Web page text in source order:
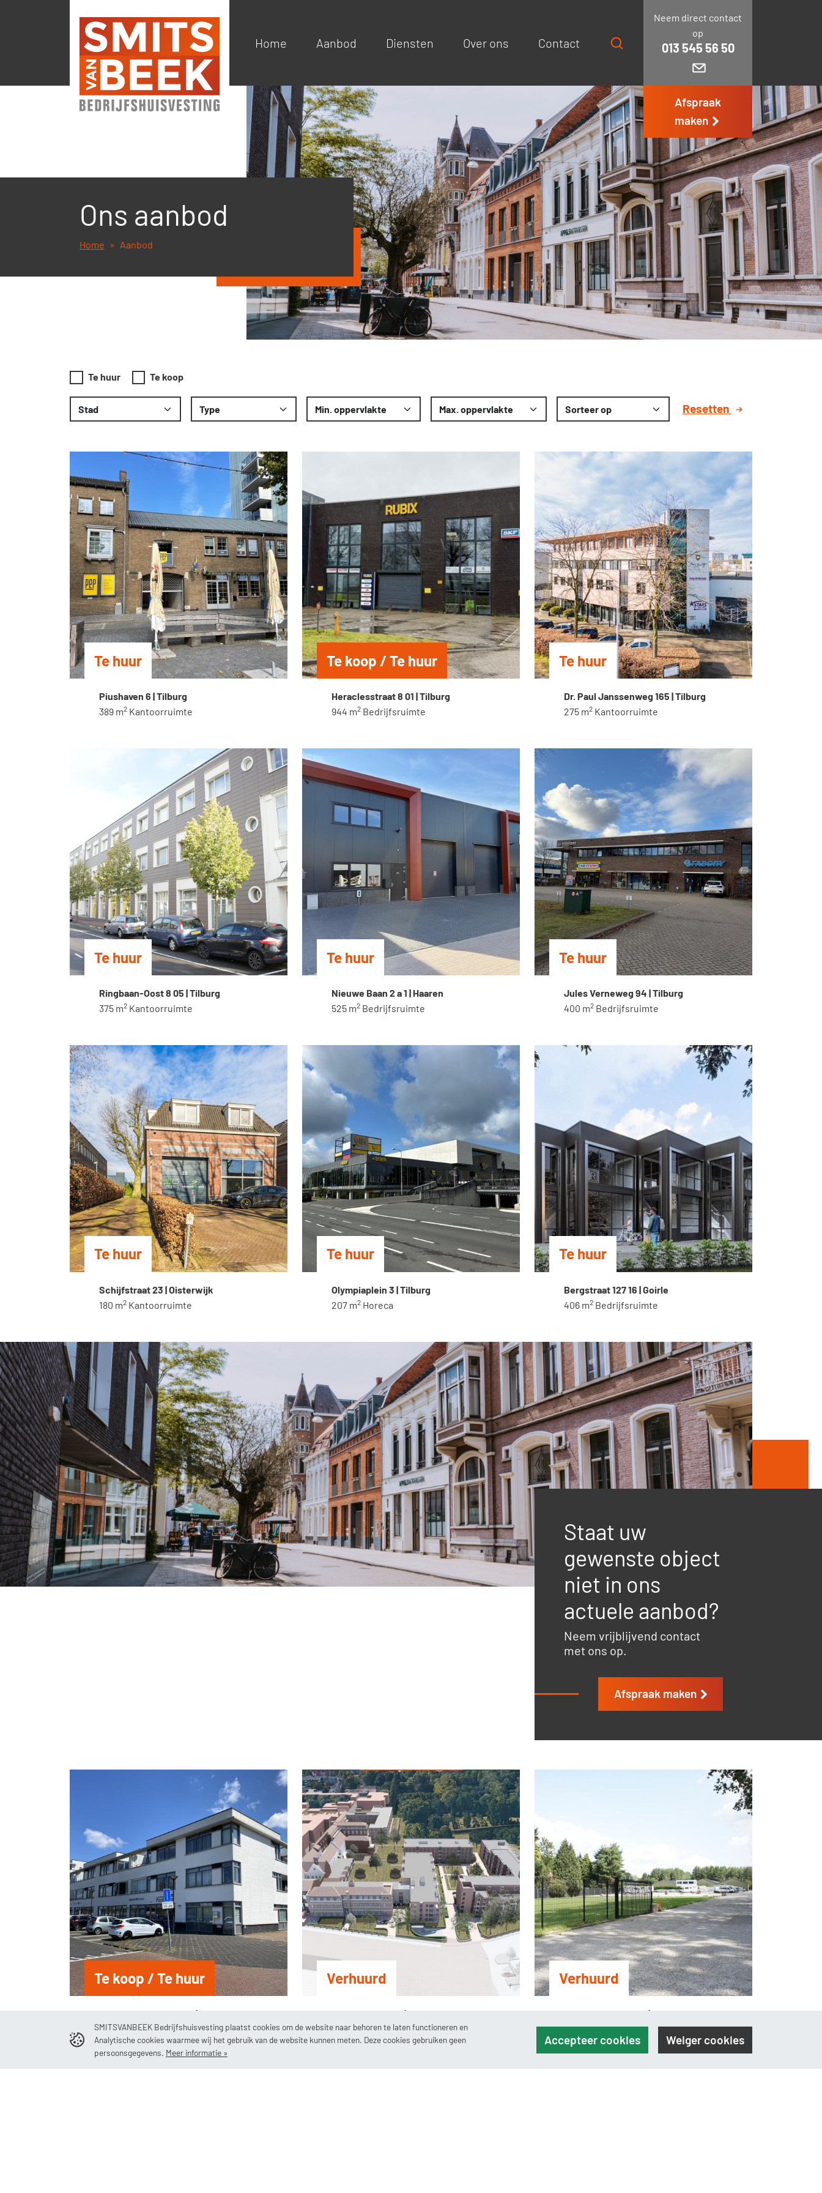
Home
Aanbod
Over ons
Contact
SMITSVANBEEK Bedrijfshuisvesting plaatst cookies om de website naar behoren te laten functioneren en
Analytische cookies waarmee wij het gebruik van de website kunnen meten. Deze cookies gebruiken geen
persoonsgegevens. Meer informatie »
Accepteer cookies Weiger cookies
Home Aanbod Diensten Over ons Contact
Neem direct contact
op
013 545 56 50
Afspraak
maken
Ons aanbod
Home Aanbod
Te huur Te koop
Resetten
Te huur
Piushaven 6 | Tilburg
389 m2 Kantoorruimte
Te koop / Te huur
Heraclesstraat 8 01 | Tilburg
944 m2 Bedrijfsruimte
Te huur
Dr. Paul Janssenweg 165 | Tilburg
275 m2 Kantoorruimte
Te huur
Ringbaan-Oost 8 05 | Tilburg
375 m2 Kantoorruimte
Te huur
Nieuwe Baan 2 a 1 | Haaren
525 m2 Bedrijfsruimte
Te huur
Jules Verneweg 94 | Tilburg
400 m2 Bedrijfsruimte
Te huur
Schijfstraat 23 | Oisterwijk
180 m2 Kantoorruimte
Te huur
Olympiaplein 3 | Tilburg
207 m2 Horeca
Te huur
Bergstraat 127 16 | Goirle
406 m2 Bedrijfsruimte
Staat uw
gewenste object
niet in ons
actuele aanbod?
Neem vrijblijvend contact
met ons op.
Afspraak maken
Te koop / Te huur
Vlodropstraat 10 en 12 | Tilburg
290 m2Kantoorruimte
Verhuurd
Kloosterstraat 4 | Tilburg
363 m2Kantoorruimte
Verhuurd
Dongenseweg 63 d | Tilburg
5280 m2Bedrijfsruimte